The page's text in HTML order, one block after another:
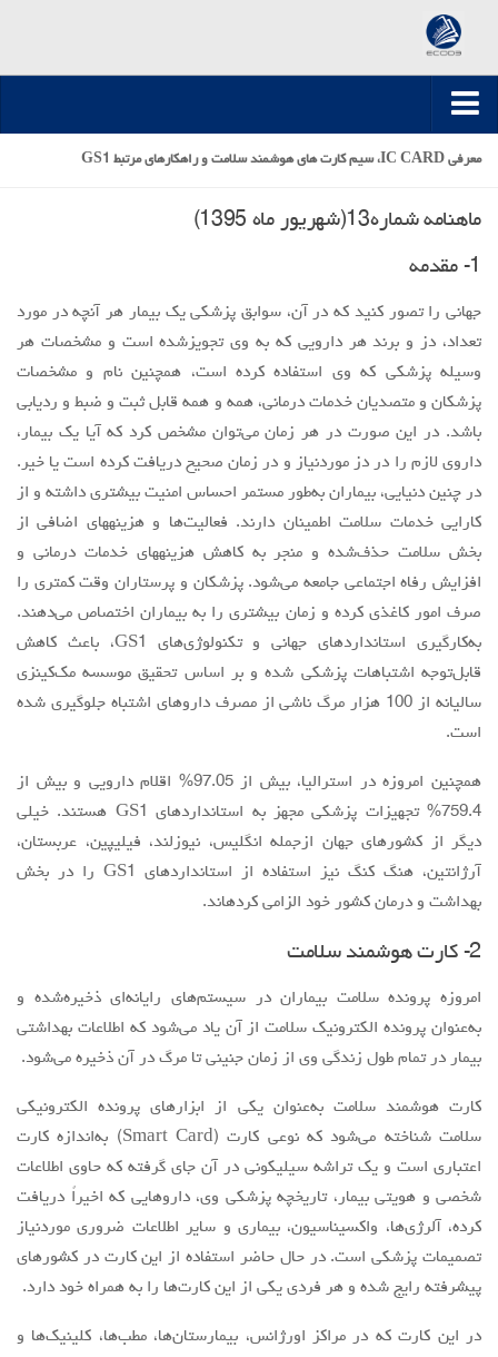
صفحه اصلی
مقالات سال 1396
مقالات سال 1399-1397
مقالات سال 1401
مقالات سال 1402
مقالات سال 1403
آرشیو
مرور
جستجو پیشرفته
راهنمای نویسندگان
نحوه ارسال مقاله
اطلاعات نشریه
اخبار و اعلانات
تماس با ما
معرفی IC CARD، سیم کارت های هوشمند سلامت و راهکارهای مرتبط GS1
ماهنامه شماره13(شهريور ماه 1395)
1- مقدمه
جهاني را تصور كنيد كه در آن، سوابق پزشكي يك بيمار هر آنچه در مورد
تعداد، دز و برند هر دارويي كه به وي تجویزشده است و مشخصات هر
وسيله پزشكي كه وي استفاده كرده است، همچنين نام و مشخصات
پزشكان و متصدیان خدمات درماني، همه و همه قابل ثبت و ضبط و رديابي
باشد. در این صورت در هر زمان مي‌توان مشخص كرد كه آيا يك بيمار،
داروي لازم را در دز موردنیاز و در زمان صحيح دريافت كرده است يا خير.
در چنين دنيايي، بيماران به‌طور مستمر احساس امنيت بيشتري داشته و از
كارايي خدمات سلامت اطمينان دارند. فعاليت‌ها و هزينههاي اضافي از
بخش سلامت حذف‌شده و منجر به كاهش هزينههاي خدمات درماني و
افزايش رفاه اجتماعي جامعه مي‌شود. پزشكان و پرستاران وقت كمتري را
صرف امور كاغذي كرده و زمان بيشتري را به بيماران اختصاص مي‌دهند.
به‌كارگيري استانداردهاي جهاني و تكنولوژي‌هاي GS1، باعث كاهش
قابل‌توجه اشتباهات پزشكي شده و بر اساس تحقيق موسسه مك‌كينزي
ساليانه از 100 هزار مرگ ناشي از مصرف داروهاي اشتباه جلوگيري شده‌
است.
همچنين امروزه در استراليا، بيش از 97.05% اقلام دارويي و بيش از
759.4% تجهيزات پزشكي مجهز به استانداردهاي GS1 هستند. خيلي
ديگر از كشورهاي جهان ازجمله انگليس، نيوزلند، فيليپين، عربستان،
آرژانتين، هنگ كنگ نيز استفاده از استانداردهاي GS1 را در بخش
بهداشت و درمان كشور خود الزامي كردهاند.
2- کارت هوشمند سلامت
امروزه پرونده سلامت بيماران در سیستم‌های رایانه‌ای ذخیره‌شده و
به‌عنوان پرونده الكترونيك سلامت از آن ياد می‌شود كه اطلاعات بهداشتي
بيمار در تمام طول زندگي وي از زمان جنيني تا مرگ در آن ذخيره می‌شود.
كارت هوشمند سلامت به‌عنوان يكي از ابزارهاي پرونده الكترونيكي
سلامت شناخته می‌شود كه نوعي كارت (Smart Card) به‌اندازه كارت
اعتباري است و يك تراشه سيليكوني در آن جاي گرفته كه حاوي اطلاعات
شخصي و هويتي بيمار، تاريخچه پزشكي وي، داروهايي كه اخيراً دريافت
كرده، آلرژی‌ها، واكسيناسيون، بيماري و ساير اطلاعات ضروري موردنیاز
تصميمات پزشكي است. در حال حاضر استفاده از اين كارت در كشورهاي
پيشرفته رايج شده و هر فردي يكي از اين کارت‌ها را به همراه خود دارد.
در اين كارت كه در مراكز اورژانس، بیمارستان‌ها، مطب‌ها، کلینیک‌ها و